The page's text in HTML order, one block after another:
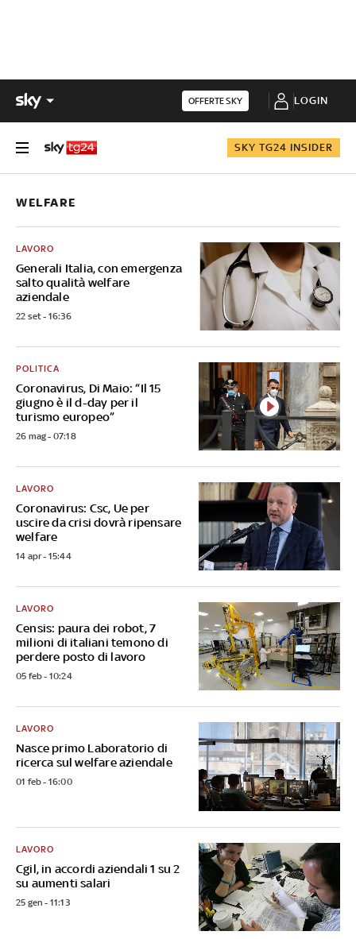
OFFERTE SKY LOGIN
SKY TG24 INSIDER
WELFARE
Generali Italia, con emergenza
salto qualità welfare
aziendale
LAVORO
22 set - 16:36
Coronavirus, Di Maio: “Il 15
giugno è il d-day per il
turismo europeo”
POLITICA
26 mag - 07:18
Coronavirus: Csc, Ue per
uscire da crisi dovrà ripensare
welfare
LAVORO
14 apr - 15:44
Censis: paura dei robot, 7
milioni di italiani temono di
perdere posto di lavoro
LAVORO
05 feb - 10:24
Nasce primo Laboratorio di
ricerca sul welfare aziendale
LAVORO
01 feb - 16:00
Cgil, in accordi aziendali 1 su 2
su aumenti salari
LAVORO
25 gen - 11:13